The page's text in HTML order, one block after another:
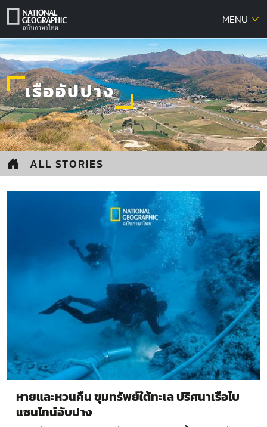
Skip
MENU
เรืออัปปาง
ALL STORIES
หายและหวนคืน ขุมทรัพย์ใต้ทะเล ปริศนาเรือไบ
แซนไทน์อับปาง